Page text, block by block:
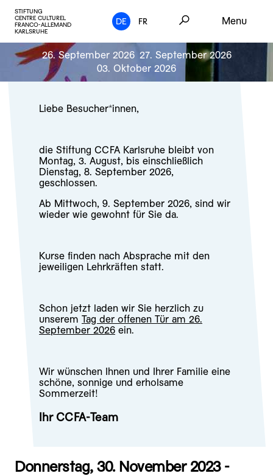
STIFTUNG
CENTRE CULTUREL
FRANCO-ALLEMAND
KARLSRUHE
DE FR Menu
26. September 2026 27. September 2026
03. Oktober 2026
Liebe Besucher*innen,
die Stiftung CCFA Karlsruhe bleibt von
Montag, 3. August, bis einschließlich
Dienstag, 8. September 2026,
geschlossen.
Ab Mittwoch, 9. September 2026, sind wir
wieder wie gewohnt für Sie da.
Kurse finden nach Absprache mit den
jeweiligen Lehrkräften statt.
Schon jetzt laden wir Sie herzlich zu
unserem Tag der offenen Tür am 26.
September 2026ein.
Wir wünschen Ihnen und Ihrer Familie eine
schöne, sonnige und erholsame
Sommerzeit!
Ihr CCFA-Team
Donnerstag, 30. November 2023 -